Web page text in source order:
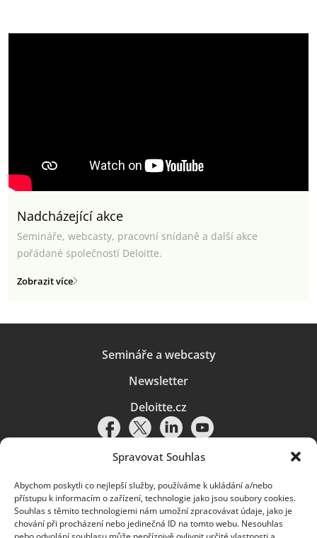
Spravovat Souhlas
Abychom poskytli co nejlepší služby, používáme k ukládání a/nebo
přístupu k informacím o zařízení, technologie jako jsou soubory cookies.
Souhlas s těmito technologiemi nám umožní zpracovávat údaje, jako je
chování při procházení nebo jedinečná ID na tomto webu. Nesouhlas
Nadcházející akce
Semináře, webcasty, pracovní snídaně a další akce
pořádané společností Deloitte.
Zobrazit více
Semináře a webcasty
Newsletter
Deloitte.cz
Pravidla používání|Ochrana osobních údajů|Soubory cookies |
Deloitte.cz
© 2026. Více informací najdete vPravidlech používání.